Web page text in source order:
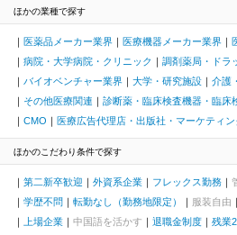
ほかの業種で探す
医薬品メーカー業界 医療機器メーカー業界
病院・大学病院・クリニック
調剤薬局・ドラ
バイオベンチャー業界
大学・研究施設
介護
その他医療関連
診断薬・臨床検査機器・臨床
CMO
医療広告代理店・出版社・マーケティ
ほかのこだわり条件で探す
第二新卒歓迎 外資系企業 フレックス勤務
学歴不問
転勤なし（勤務地限定） 服装自由
上場企業
中国語を活かす 退職金制度 残業